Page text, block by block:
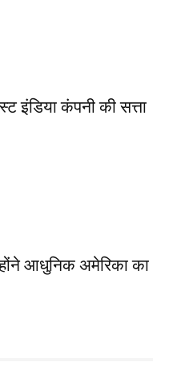
इंडिया कंपनी की सत्ता
आधुनिक अमेरिका का